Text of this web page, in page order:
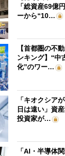
「総資産69億
ーから“10…
【首都圏の不
ンキング】“中
化”のワー…
「キオクシア
日は遠い」資
投資家が…
「AI・半導体